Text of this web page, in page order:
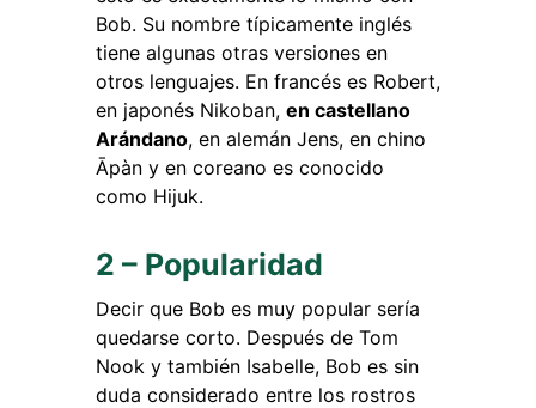
Bob. Su nombre típicamente inglés
tiene algunas otras versiones en
otros lenguajes. En francés es Robert,
en japonés Nikoban, en castellano
Arándano, en alemán Jens, en chino
Āpàn y en coreano es conocido
como Hijuk.
2 – Popularidad
Decir que Bob es muy popular sería
quedarse corto. Después de Tom
Nook y también Isabelle, Bob es sin
duda considerado entre los rostros